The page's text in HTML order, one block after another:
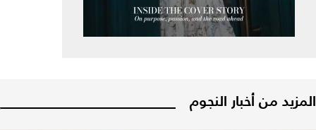
المزيد من أخبار النجوم